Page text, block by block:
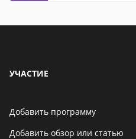
УЧАСТИЕ
Добавить программу
Добавить обзор или статью